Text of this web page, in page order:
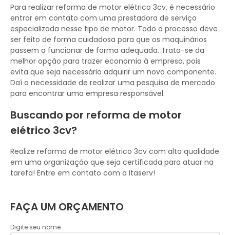
Para realizar reforma de motor elétrico 3cv, é necessário
entrar em contato com uma prestadora de serviço
especializada nesse tipo de motor. Todo o processo deve
ser feito de forma cuidadosa para que os maquinários
passem a funcionar de forma adequada. Trata-se da
melhor opção para trazer economia à empresa, pois
evita que seja necessário adquirir um novo componente.
Daí a necessidade de realizar uma pesquisa de mercado
para encontrar uma empresa responsável.
Buscando por reforma de motor
elétrico 3cv?
Realize reforma de motor elétrico 3cv com alta qualidade
em uma organização que seja certificada para atuar na
tarefa! Entre em contato com a Itaserv!
FAÇA UM ORÇAMENTO
Digite seu nome